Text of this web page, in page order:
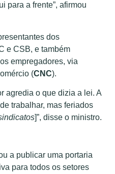
para a frente”, afirmou
dos
e CSB, e também
empregadores, via
(CNC).
agredia o que dizia a lei. A
trabalhar, mas feriados
]”, disse o ministro.
a publicar uma portaria
para todos os setores